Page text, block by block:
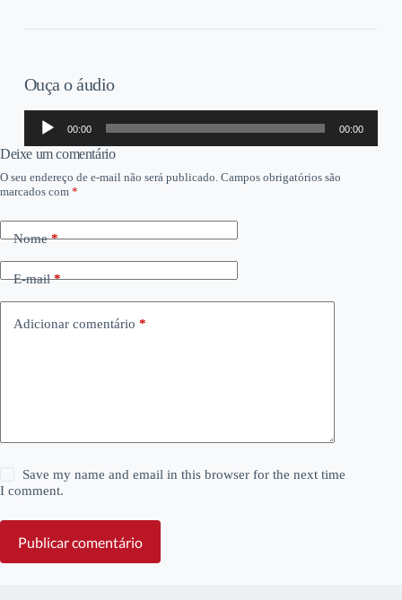
Ouça o áudio
Tocador
áudio
00:00 00:00
Deixe um comentário
O seu endereço de e-mail não será publicado. Campos obrigatórios são
marcados com *
Nome*
E-mail*
Adicionar comentário *
Save my name and email in this browser for the next time
I comment.
Publicar comentário